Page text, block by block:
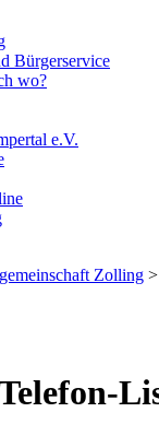
Bürgerservice
wo?
e.V.
Zolling >